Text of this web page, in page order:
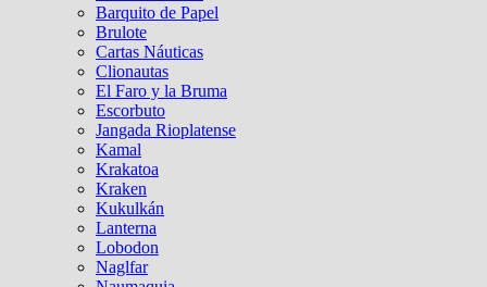
Barquito de Papel
Brulote
Cartas Náuticas
Clionautas
El Faro y la Bruma
Escorbuto
Jangada Rioplatense
Kamal
Krakatoa
Kraken
Kukulkán
Lanterna
Lobodon
Naglfar